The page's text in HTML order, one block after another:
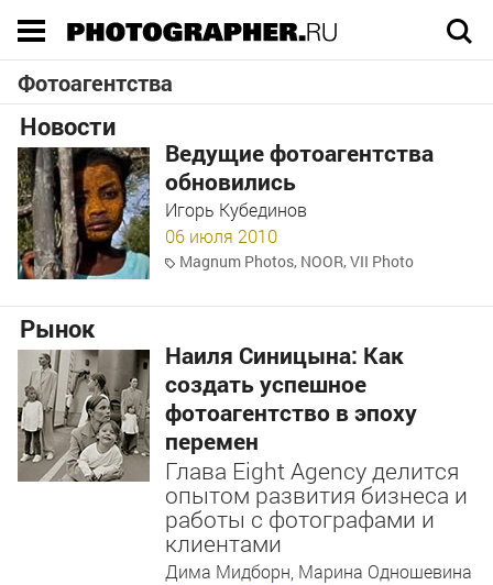
Фотоагентства
Новости
Ведущие фотоагентства
обновились
Игорь Кубединов
06 июля 2010
Magnum Photos, NOOR,VII Photo
Рынок
Наиля Синицына: Как
создать успешное
фотоагентство в эпоху
перемен
Глава Eight Agency делится
опытом развития бизнеса и
работы с фотографами и
клиентами
Дима Мидборн, Марина Одношевина